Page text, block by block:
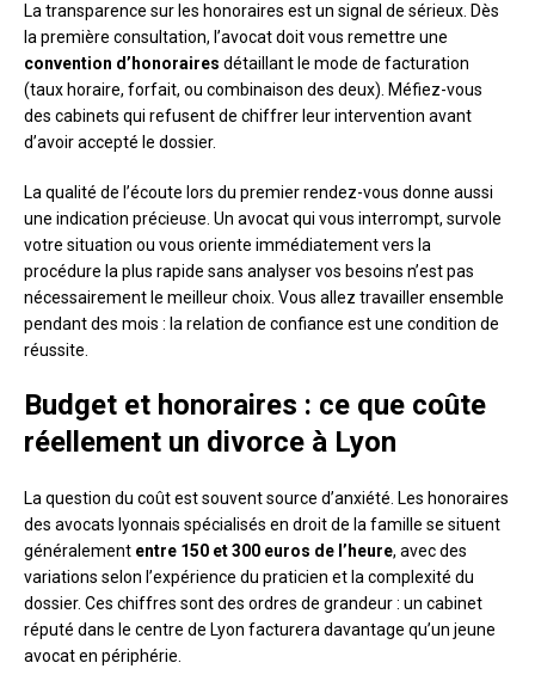
La transparence sur les honoraires est un signal de sérieux. Dès
la première consultation, l’avocat doit vous remettre une
convention d’honoraires détaillant le mode de facturation
(taux horaire, forfait, ou combinaison des deux). Méfiez-vous
des cabinets qui refusent de chiffrer leur intervention avant
d’avoir accepté le dossier.
La qualité de l’écoute lors du premier rendez-vous donne aussi
une indication précieuse. Un avocat qui vous interrompt, survole
votre situation ou vous oriente immédiatement vers la
procédure la plus rapide sans analyser vos besoins n’est pas
nécessairement le meilleur choix. Vous allez travailler ensemble
pendant des mois : la relation de confiance est une condition de
réussite.
Budget et honoraires : ce que coûte
réellement un divorce à Lyon
La question du coût est souvent source d’anxiété. Les honoraires
des avocats lyonnais spécialisés en droit de la famille se situent
généralement entre 150 et 300 euros de l’heure, avec des
variations selon l’expérience du praticien et la complexité du
dossier. Ces chiffres sont des ordres de grandeur : un cabinet
réputé dans le centre de Lyon facturera davantage qu’un jeune
avocat en périphérie.